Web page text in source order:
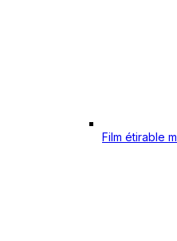
Film étirable